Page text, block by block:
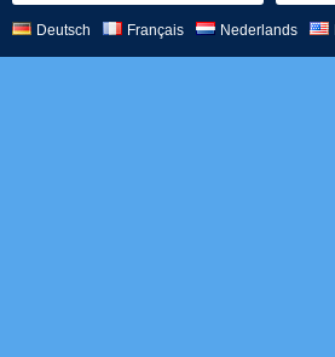
Deutsch Français Nederlands